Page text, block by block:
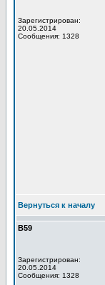
Зарегистрирован:
20.05.2014
Сообщения: 1328
Вернуться к началу
В59
Зарегистрирован:
20.05.2014
Сообщения: 1328